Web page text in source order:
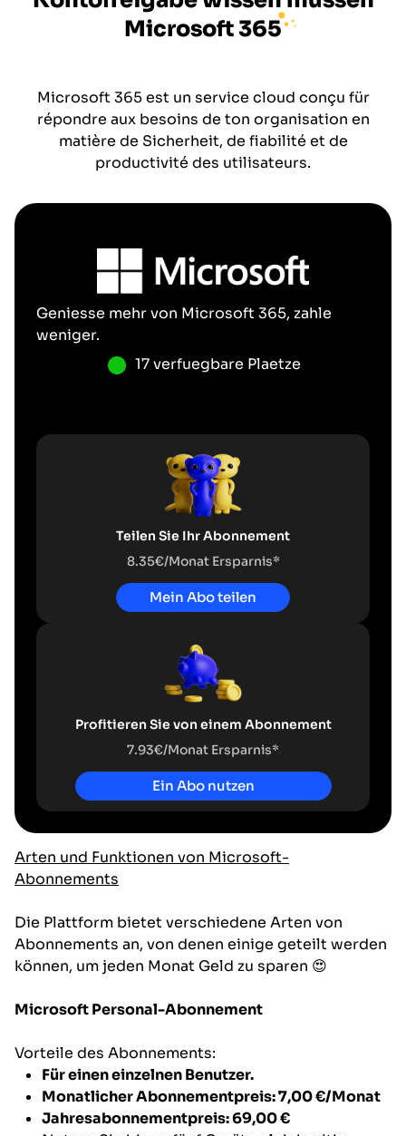
Microsoft 365
Microsoft 365 est un service cloud conçu für
répondre aux besoins de ton organisation en
matière de Sicherheit, de fiabilité et de
productivité des utilisateurs.
Geniesse mehr von Microsoft 365, zahle
weniger.
17 verfuegbare Plaetze
Teilen Sie Ihr Abonnement
8.35€/Monat Ersparnis*
Mein Abo teilen
Profitieren Sie von einem Abonnement
7.93€/Monat Ersparnis*
Ein Abo nutzen
Arten und Funktionen von Microsoft-
Abonnements
Die Plattform bietet verschiedene Arten von
Abonnements an, von denen einige geteilt werden
können, um jeden Monat Geld zu sparen 😍
Microsoft Personal-Abonnement
Vorteile des Abonnements:
Für einen einzelnen Benutzer.
Monatlicher Abonnementpreis: 7,00 €/Monat
Jahresabonnementpreis: 69,00 €